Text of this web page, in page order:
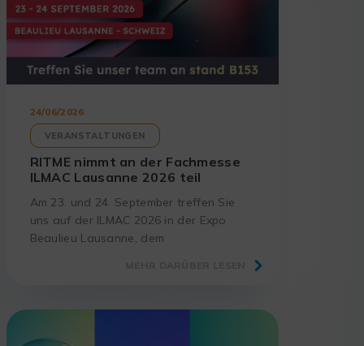
24/06/2026
VERANSTALTUNGEN
RITME nimmt an der Fachmesse
ILMAC Lausanne 2026 teil
Am 23. und 24. September treffen Sie
uns auf der ILMAC 2026 in der Expo
Beaulieu Lausanne, dem